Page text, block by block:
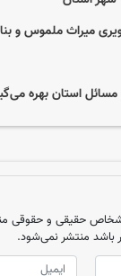
میراث ملموس و
استان بهره
حقیقی و حقوقی
باشد منتشر نمی‌شود.